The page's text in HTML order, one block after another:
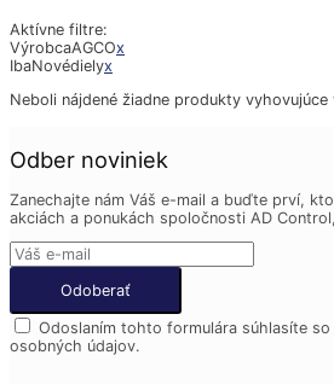
Aktívne filtre:
VýrobcaAGCOx
IbaNovédielyx
Neboli nájdené žiadne produkty vyhovujúce
Odber noviniek
Zanechajte nám Váš e-mail a buďte prví,
akciách a ponukách spoločnosti AD
Odoslaním tohto formulára súhlasíte
osobných údajov.